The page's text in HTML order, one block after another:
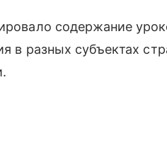
содержание
в разных субъектах